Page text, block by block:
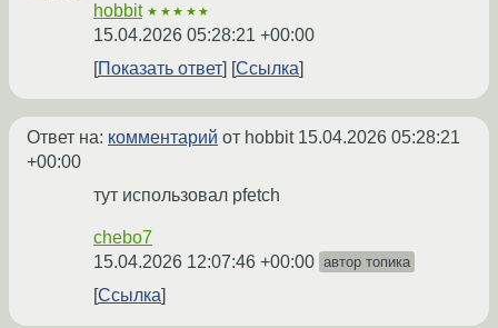
hobbit ★★★★★
15.04.2026 05:28:21 +00:00
Показать ответ
Ссылка
Ответ на: комментарий от hobbit 15.04.2026 05:28:21
+00:00
тут использовал pfetch
chebo7
15.04.2026 12:07:46 +00:00 автор топика
Ссылка